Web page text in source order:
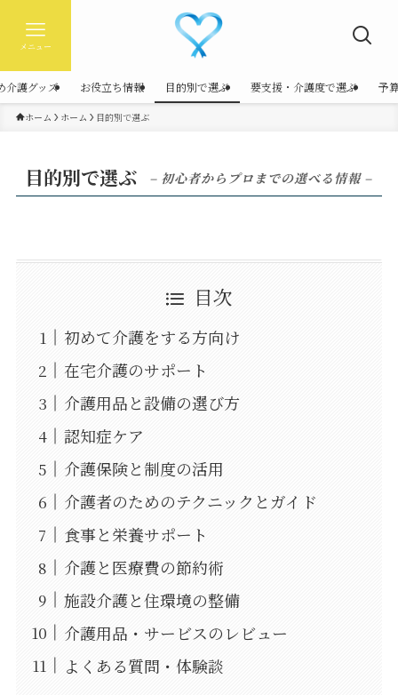
メニュー
介護グッズ お役立ち情報 目的別で選ぶ 要支援・介護度で選ぶ 予
ホーム ホーム 目的別で選ぶ
目的別で選ぶ – 初心者からプロまでの選べる情報 –
目次
初めて介護をする方向け
在宅介護のサポート
介護用品と設備の選び方
認知症ケア
介護保険と制度の活用
介護者のためのテクニックとガイド
食事と栄養サポート
介護と医療費の節約術
施設介護と住環境の整備
介護用品・サービスのレビュー
よくある質問・体験談